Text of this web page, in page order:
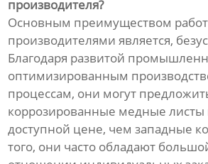
производителя?
Основным преимуществом
производителями является,
Благодаря развитой
оптимизированным
процессам, они могут
коррозированные медные листы
доступной цене, чем западные
того, они часто обладают